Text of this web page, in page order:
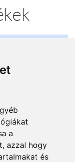
a
azzal hogy
és